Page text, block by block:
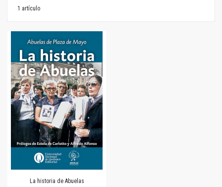
1 artículo
La historia de Abuelas